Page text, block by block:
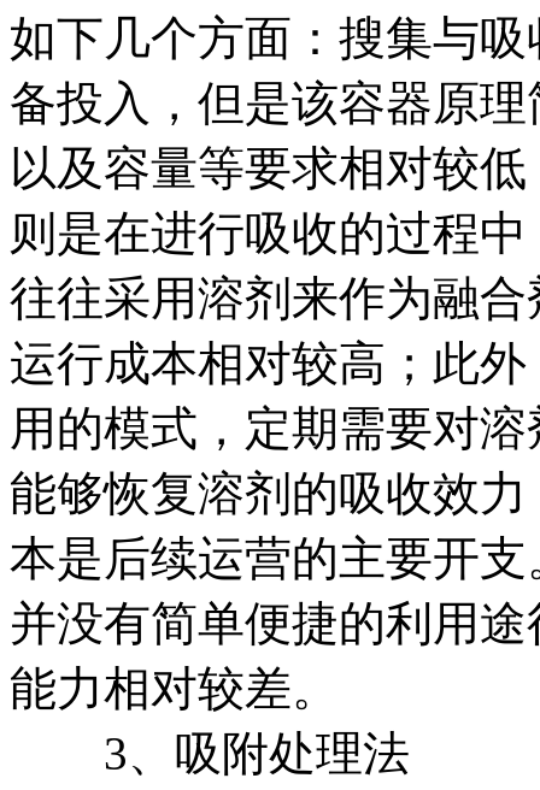
如下几个方面：搜集与
备投入，但是该容器原
以及容量等要求相对较
则是在进行吸收的过程
往往采用溶剂来作为融
运行成本相对较高；此
用的模式，定期需要对
能够恢复溶剂的吸收效
本是后续运营的主要开
并没有简单便捷的利用
能力相对较差。
3、吸附处理法